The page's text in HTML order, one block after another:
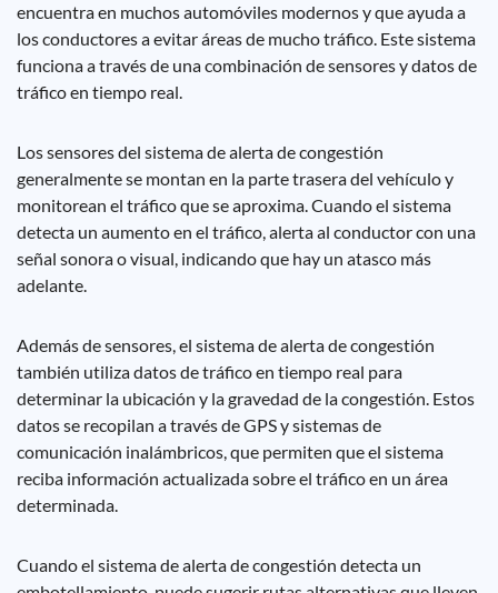
encuentra en muchos automóviles modernos y que ayuda a
los conductores a evitar áreas de mucho tráfico. Este sistema
funciona a través de una combinación de sensores y datos de
tráfico en tiempo real.
Los sensores del sistema de alerta de congestión
generalmente se montan en la parte trasera del vehículo y
monitorean el tráfico que se aproxima. Cuando el sistema
detecta un aumento en el tráfico, alerta al conductor con una
señal sonora o visual, indicando que hay un atasco más
adelante.
Además de sensores, el sistema de alerta de congestión
también utiliza datos de tráfico en tiempo real para
determinar la ubicación y la gravedad de la congestión. Estos
datos se recopilan a través de GPS y sistemas de
comunicación inalámbricos, que permiten que el sistema
reciba información actualizada sobre el tráfico en un área
determinada.
Cuando el sistema de alerta de congestión detecta un